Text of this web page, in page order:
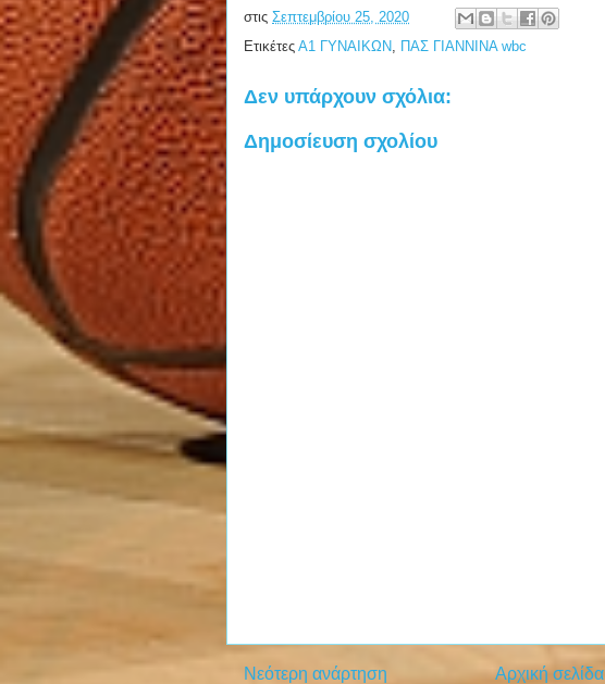
στις Σεπτεμβρίου 25, 2020
Ετικέτες Α1 ΓΥΝΑΙΚΩΝ, ΠΑΣ ΓΙΑΝΝΙΝΑ wbc
Δεν υπάρχουν σχόλια:
Δημοσίευση σχολίου
Νεότερη ανάρτηση Αρχική σελίδα